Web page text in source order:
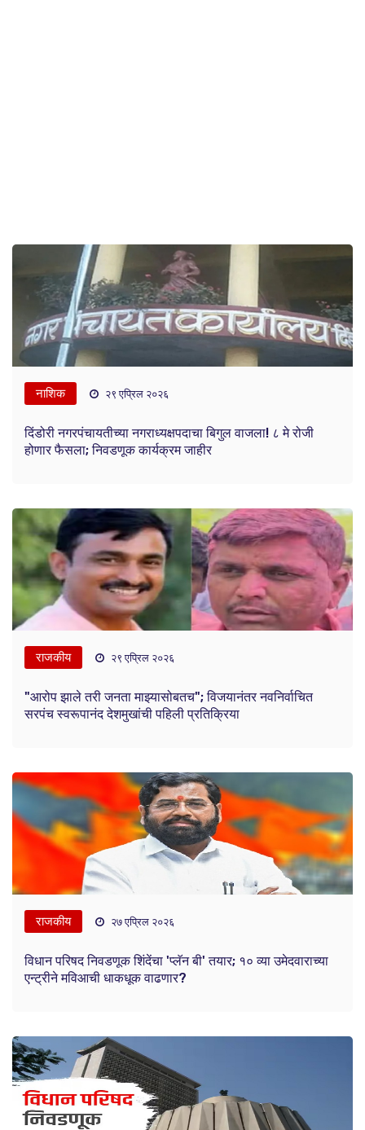
नाशिक २९ एप्रिल २०२६
दिंडोरी नगरपंचायतीच्या नगराध्यक्षपदाचा बिगुल वाजला! ८ मे रोजी
होणार फैसला; निवडणूक कार्यक्रम जाहीर
राजकीय २९ एप्रिल २०२६
"आरोप झाले तरी जनता माझ्यासोबतच"; विजयानंतर नवनिर्वाचित
सरपंच स्वरूपानंद देशमुखांची पहिली प्रतिक्रिया
राजकीय २७ एप्रिल २०२६
विधान परिषद निवडणूक शिंदेंचा 'प्लॅन बी' तयार; १० व्या उमेदवाराच्या
एन्ट्रीने मविआची धाकधूक वाढणार?